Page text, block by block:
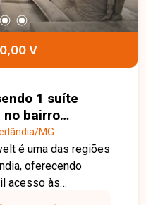
e diversas
uma visita para
V
1 suíte
no bairro
MG
é uma das regiões
oferecendo
acesso às